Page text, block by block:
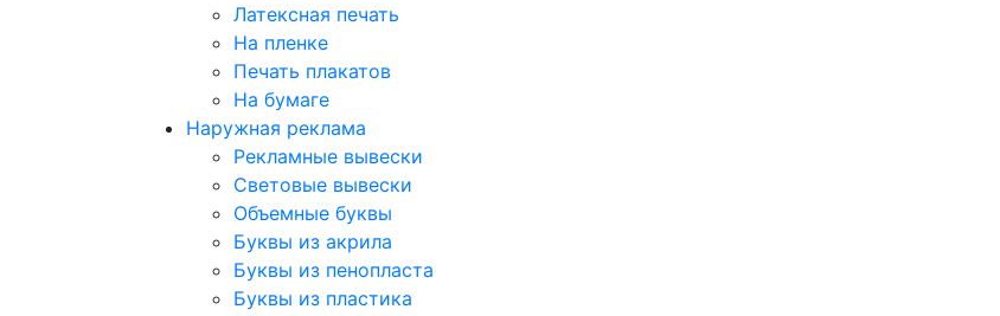
Латексная печать
На пленке
Печать плакатов
На бумаге
Наружная реклама
Рекламные вывески
Световые вывески
Объемные буквы
Буквы из акрила
Буквы из пенопласта
Буквы из пластика